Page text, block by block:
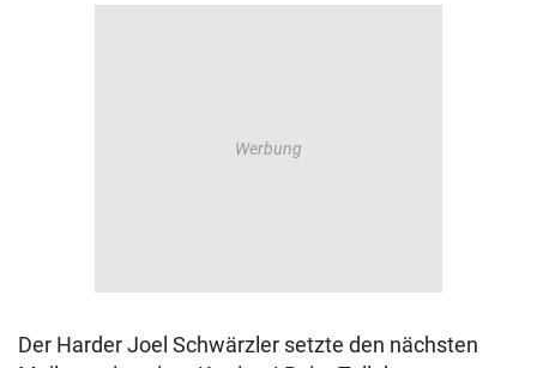
Der Harder Joel Schwärzler setzte den nächsten